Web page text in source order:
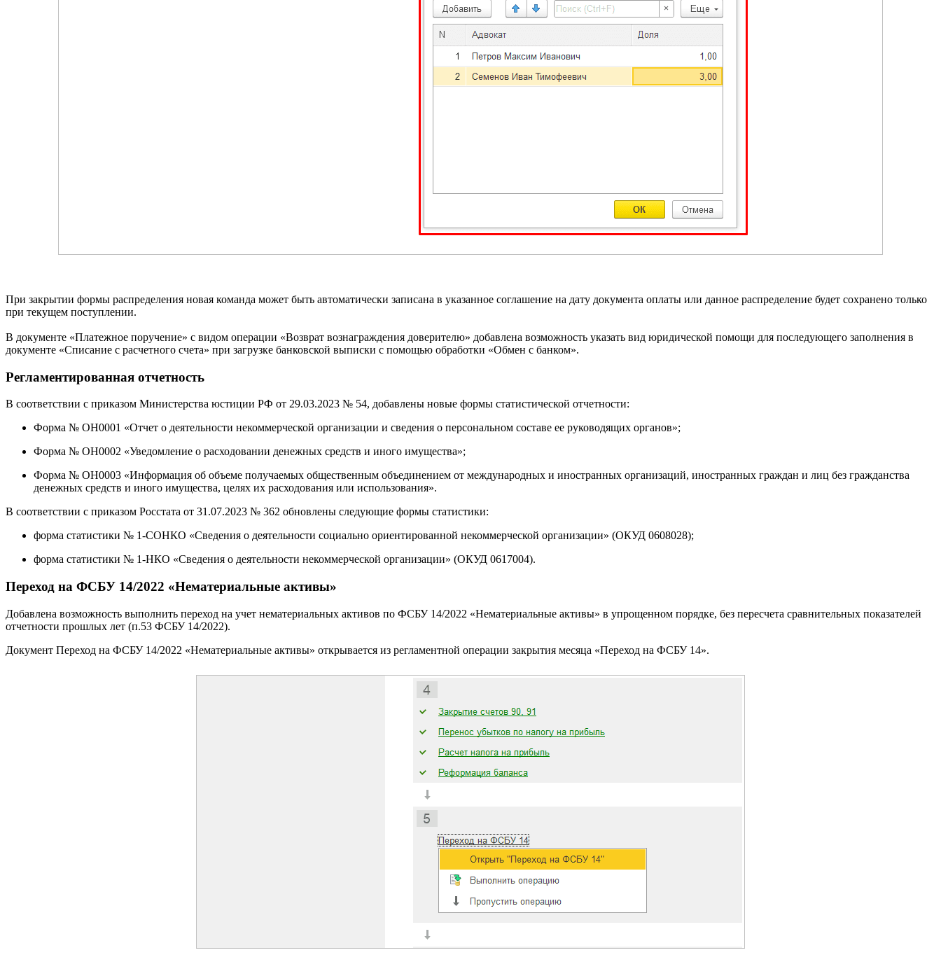
При закрытии формы распределения новая команда может быть автоматически записана в указанное соглашение на дату документа оплаты или данное распределение будет сохранено только
при текущем поступлении.
В документе «Платежное поручение» с видом операции «Возврат вознаграждения доверителю» добавлена возможность указать вид юридической помощи для последующего заполнения в
документе «Списание с расчетного счета» при загрузке банковской выписки с помощью обработки «Обмен с банком».
Регламентированная отчетность
В соответствии с приказом Министерства юстиции РФ от 29.03.2023 № 54, добавлены новые формы статистической отчетности:
Форма № ОН0001 «Отчет о деятельности некоммерческой организации и сведения о персональном составе ее руководящих органов»;
Форма № ОН0002 «Уведомление о расходовании денежных средств и иного имущества»;
Форма № ОН0003 «Информация об объеме получаемых общественным объединением от международных и иностранных организаций, иностранных граждан и лиц без гражданства
денежных средств и иного имущества, целях их расходования или использования».
В соответствии с приказом Росстата от 31.07.2023 № 362 обновлены следующие формы статистики:
форма статистики № 1-СОНКО «Сведения о деятельности социально ориентированной некоммерческой организации» (ОКУД 0608028);
форма статистики № 1-НКО «Сведения о деятельности некоммерческой организации» (ОКУД 0617004).
Переход на ФСБУ 14/2022 «Нематериальные активы»
Добавлена возможность выполнить переход на учет нематериальных активов по ФСБУ 14/2022 «Нематериальные активы» в упрощенном порядке, без пересчета сравнительных показателей
отчетности прошлых лет (п.53 ФСБУ 14/2022).
Документ Переход на ФСБУ 14/2022 «Нематериальные активы» открывается из регламентной операции закрытия месяца «Переход на ФСБУ 14».